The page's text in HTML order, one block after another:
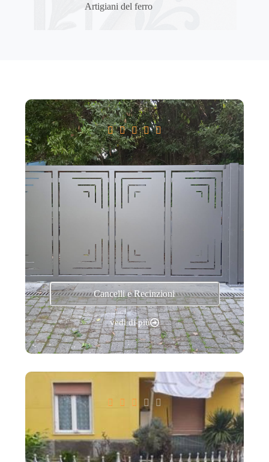
Artigiani del ferro
    
Cancelli e Recinzioni
vedi di più
    